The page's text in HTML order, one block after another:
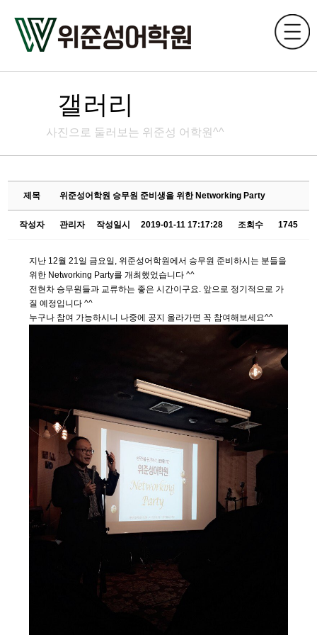
갤러리
사진으로 둘러보는 위준성 어학원^^
제목 위준성어학원 승무원 준비생을 위한 Networking Party
작성자 관리자 작성일시 2019-01-11 17:17:28 조회수 1745
지난 12월 21일 금요일, 위준성어학원에서 승무원 준비하시는 분들을
위한 Networking Party를 개최했었습니다 ^^
전현차 승무원들과 교류하는 좋은 시간이구요. 앞으로 정기적으로 가
질 예정입니다 ^^
누구나 참여 가능하시니 나중에 공지 올라가면 꼭 참여해보세요^^